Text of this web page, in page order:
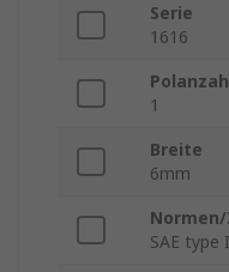
Serie
1616
1
Breite
6mm
SAE type